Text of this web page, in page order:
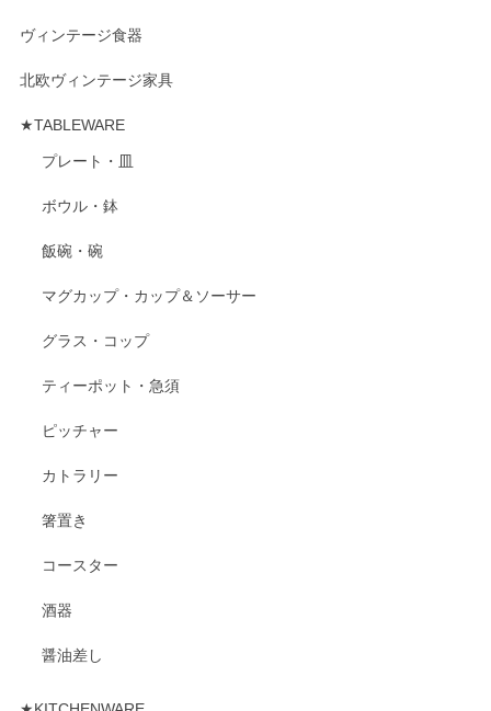
ヴィンテージ食器
北欧ヴィンテージ家具
★TABLEWARE
プレート・皿
ボウル・鉢
飯碗・碗
マグカップ・カップ＆ソーサー
グラス・コップ
ティーポット・急須
ピッチャー
カトラリー
箸置き
コースター
酒器
醤油差し